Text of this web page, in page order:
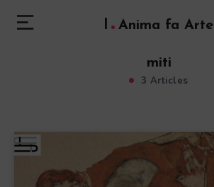
l Anima fa Arte
miti
3 Articles